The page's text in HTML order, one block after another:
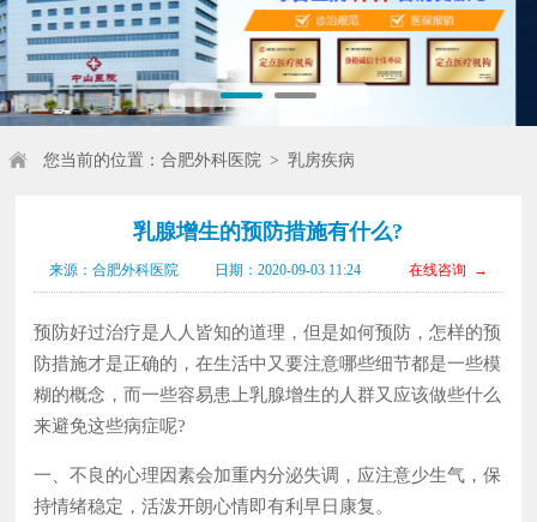
您当前的位置： 合肥外科医院> 乳房疾病
乳腺增生的预防措施有什么?
来源：合肥外科医院 日期：2020-09-03 11:24 在线咨询 →
预防好过治疗是人人皆知的道理，但是如何预防，怎样的预
防措施才是正确的，在生活中又要注意哪些细节都是一些模
糊的概念，而一些容易患上乳腺增生的人群又应该做些什么
来避免这些病症呢?
一、不良的心理因素会加重内分泌失调，应注意少生气，保
持情绪稳定，活泼开朗心情即有利早日康复。